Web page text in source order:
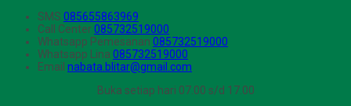
SMS 085655863969
Call Center085732519000
Whatsapp Pemesanan 085732519000
Whatsapp Lina 085732519000
Email nabata.blitar@gmail.com
Buka setiap hari 07.00 s/d 17.00